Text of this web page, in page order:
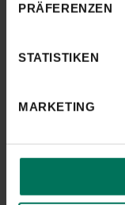
PRÄFERENZEN
STATISTIKEN
MARKETING
herunterladen.